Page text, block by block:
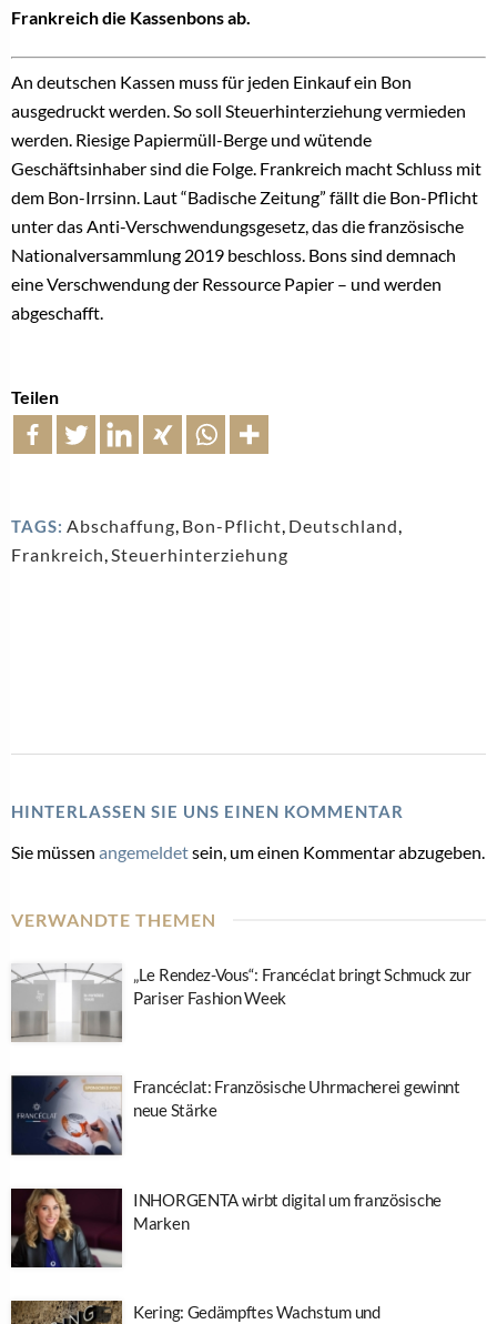
Frankreich die Kassenbons ab.
An deutschen Kassen muss für jeden Einkauf ein Bon
ausgedruckt werden. So soll Steuerhinterziehung vermieden
werden. Riesige Papiermüll-Berge und wütende
Geschäftsinhaber sind die Folge. Frankreich macht Schluss mit
dem Bon-Irrsinn. Laut “Badische Zeitung” fällt die Bon-Pflicht
unter das Anti-Verschwendungsgesetz, das die französische
Nationalversammlung 2019 beschloss. Bons sind demnach
eine Verschwendung der Ressource Papier – und werden
abgeschafft.
Teilen
TAGS: Abschaffung, Bon-Pflicht, Deutschland,
Frankreich,Steuerhinterziehung
HINTERLASSEN SIE UNS EINEN KOMMENTAR
Sie müssen angemeldetsein, um einen Kommentar abzugeben.
VERWANDTE THEMEN
„Le Rendez-Vous“: Francéclat bringt Schmuck zur
Pariser Fashion Week
Francéclat: Französische Uhrmacherei gewinnt
neue Stärke
INHORGENTA wirbt digital um französische
Marken
Kering: Gedämpftes Wachstum und